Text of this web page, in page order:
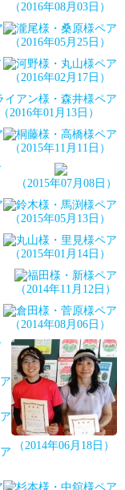
（2016年08月03日）
（2016年05月25日）
（2016年02月17日）
（2016年01月13日）
（2015年11月11日）
（2015年07月08日）
（2015年05月13日）
（2015年01月14日）
（2014年11月12日）
（2014年08月06日）
（2014年06月18日）